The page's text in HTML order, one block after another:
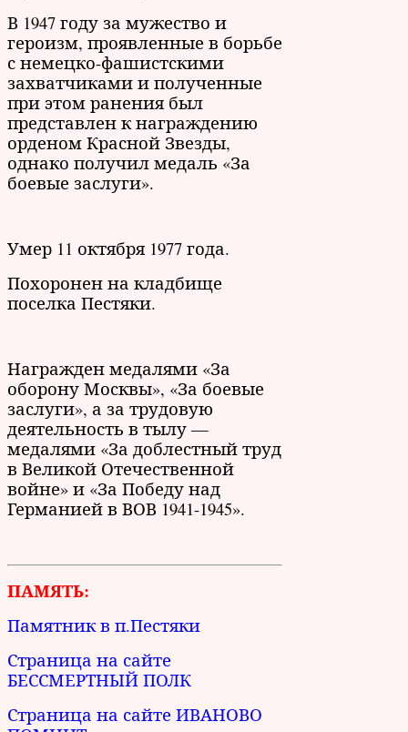
В 1947 году за мужество и
героизм, проявленные в борьбе
с немецко-фашистскими
захватчиками и полученные
при этом ранения был
представлен к награждению
орденом Красной Звезды,
однако получил медаль «За
боевые заслуги».
Умер 11 октября 1977 года.
Похоронен на кладбище
поселка Пестяки.
Награжден медалями «За
оборону Москвы», «За боевые
заслуги», а за трудовую
деятельность в тылу —
медалями «За доблестный труд
в Великой Отечественной
войне» и «За Победу над
Германией в ВОВ 1941-1945».
ПАМЯТЬ:
Памятник в п.Пестяки
Страница на сайте
БЕССМЕРТНЫЙ ПОЛК
Страница на сайте ИВАНОВО